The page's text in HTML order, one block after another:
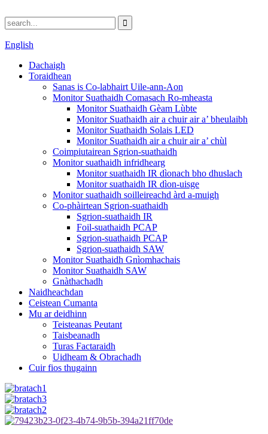
English
Dachaigh
Toraidhean
Sanas is Co-labhairt Uile-ann-Aon
Monitor Suathaidh Comasach Ro-mheasta
Monitor Suathaidh Gèam Lùbte
Monitor Suathaidh air a chuir air a’ bheulaibh
Monitor Suathaidh Solais LED
Monitor Suathaidh air a chuir air a’ chùl
Coimpiutairean Sgrion-suathaidh
Monitor suathaidh infridhearg
Monitor suathaidh IR dìonach bho dhuslach
Monitor suathaidh IR dìon-uisge
Monitor suathaidh soilleireachd àrd a-muigh
Co-phàirtean Sgrion-suathaidh
Sgrion-suathaidh IR
Foil-suathaidh PCAP
Sgrion-suathaidh PCAP
Sgrion-suathaidh SAW
Monitor Suathaidh Gnìomhachais
Monitor Suathaidh SAW
Gnàthachadh
Naidheachdan
Ceistean Cumanta
Mu ar deidhinn
Teisteanas Peutant
Taisbeanadh
Turas Factaraidh
Uidheam & Obrachadh
Cuir fios thugainn